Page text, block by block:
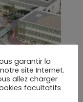
garantir la
site Internet.
allez charger
facultatifs